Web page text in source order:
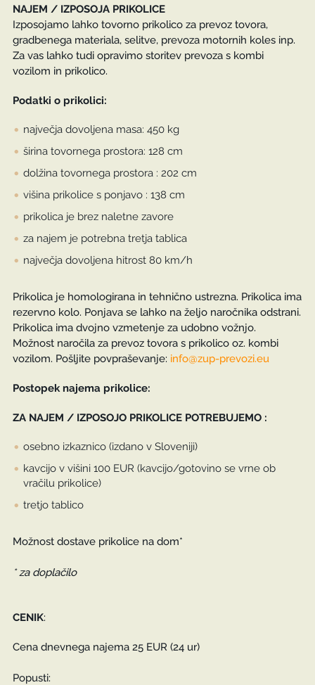
NAJEM / IZPOSOJA PRIKOLICE
Izposojamo lahko tovorno prikolico za prevoz tovora,
gradbenega materiala, selitve, prevoza motornih koles inp.
Za vas lahko tudi opravimo storitev prevoza s kombi
vozilom in prikolico.
Podatki o prikolici:
največja dovoljena masa: 450 kg
širina tovornega prostora: 128 cm
dolžina tovornega prostora : 202 cm
višina prikolice s ponjavo : 138 cm
prikolica je brez naletne zavore
za najem je potrebna tretja tablica
največja dovoljena hitrost 80 km/h
Prikolica je homologirana in tehnično ustrezna. Prikolica ima
rezervno kolo. Ponjava se lahko na željo naročnika odstrani.
Prikolica ima dvojno vzmetenje za udobno vožnjo.
Možnost naročila za prevoz tovora s prikolico oz. kombi
vozilom. Pošljite povpraševanje: info@zup-prevozi.eu
Postopek najema prikolice:
ZA NAJEM / IZPOSOJO PRIKOLICE POTREBUJEMO :
osebno izkaznico (izdano v Sloveniji)
kavcijo v višini 100 EUR (kavcijo/gotovino se vrne ob
vračilu prikolice)
tretjo tablico
Možnost dostave prikolice na dom*
* za doplačilo
CENIK:
Cena dnevnega najema 25 EUR (24 ur)
Popusti: